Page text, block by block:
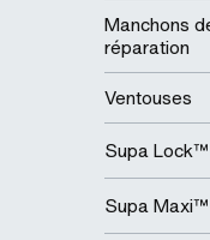
Manchons
réparation
Ventouses
Supa Lock™
Supa Maxi™